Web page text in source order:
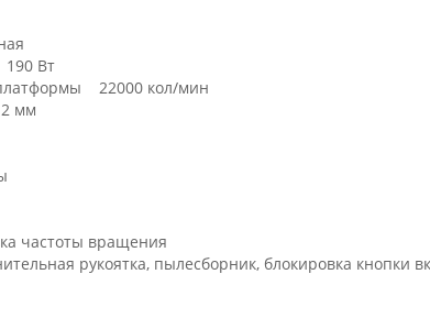
Вт
22000 кол/мин
мм
частоты вращения
рукоятка, пылесборник, блокировка кнопки